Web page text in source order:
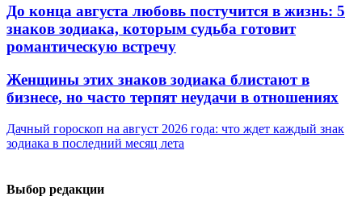
До конца августа любовь постучится в жизнь: 5
знаков зодиака, которым судьба готовит
романтическую встречу
Женщины этих знаков зодиака блистают в
бизнесе, но часто терпят неудачи в отношениях
Дачный гороскоп на август 2026 года: что ждет каждый знак
зодиака в последний месяц лета
Выбор редакции